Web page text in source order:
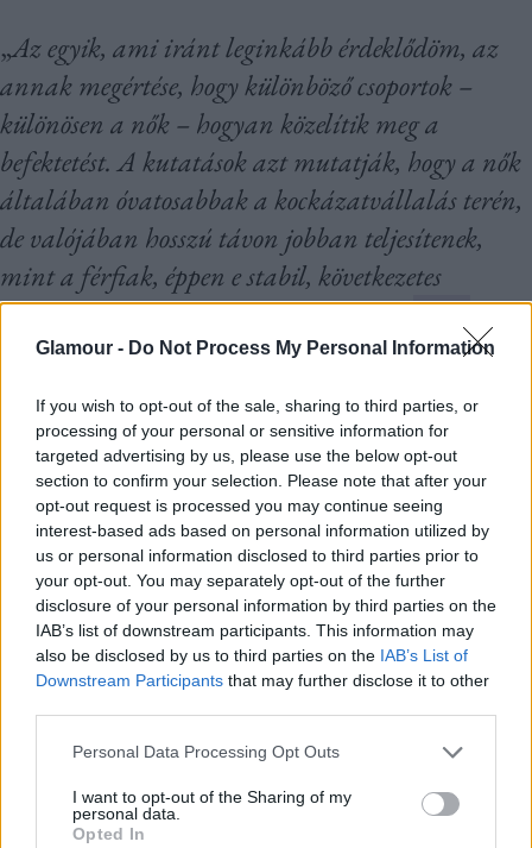
Glamour - Do Not Process My Personal Information
If you wish to opt-out of the sale, sharing to third parties, or
processing of your personal or sensitive information for
targeted advertising by us, please use the below opt-out
section to confirm your selection. Please note that after your
opt-out request is processed you may continue seeing
interest-based ads based on personal information utilized by
us or personal information disclosed to third parties prior to
your opt-out. You may separately opt-out of the further
disclosure of your personal information by third parties on the
IAB’s list of downstream participants. This information may
also be disclosed by us to third parties on the IAB’s List of
Downstream Participants that may further disclose it to other
Please note that this website/app uses one or more Google
not limited to your visit or usage behaviour. You may click to
grant or deny consent to Google and its third-party tags to
Personal Data Processing Opt Outs
I want to opt-out of the Sharing of my
personal data.
Opted In
„Az egyik, ami iránt leginkább érdeklődöm, az
annak megértése, hogy különböző csoportok –
különösen a nők – hogyan közelítik meg a
befektetést. A kutatások azt mutatják, hogy a nők
általában óvatosabbak a kockázatvállalás terén,
de valójában hosszú távon jobban teljesítenek,
mint a férfiak, éppen e stabil, következetes
megközelítés miatt” – meséli a kutató.Flóra
szerint a nők gyakran alábecsülik pénzkezelési
gondolják, hogy „túl bonyolult”, pedig bárki
képes arra, hogy hozzáértően menedzselje a
pénzügyeit.